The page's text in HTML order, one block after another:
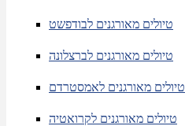
טיולים מאורגנים לבודפשט
טיולים מאורגנים לברצלונה
טיולים מאורגנים לאמסטרדם
טיולים מאורגנים לקרואטיה